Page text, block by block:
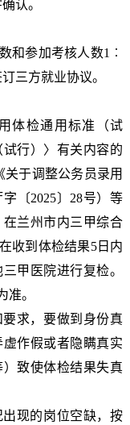
认。
和参加考核人数1︰
三方就业协议。
体检通用标准（试
行）〉有关内容的
关于调整公务员录用
〔2025〕28号）等
兰州市内三甲综合
收到体检结果5日内
甲医院进行复检。
准。
求，要做到身份真
作假或者隐瞒真实
致使体检结果失真
现的岗位空缺，按